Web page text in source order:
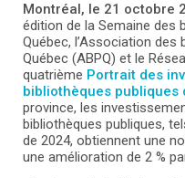
Montréal, le 21 octobre
édition de la Semaine des
Québec, l’Association des
Québec (ABPQ) et le
quatrième Portrait des
bibliothèques publiques
province, les
bibliothèques publiques,
de 2024, obtiennent une
une amélioration de 2 %